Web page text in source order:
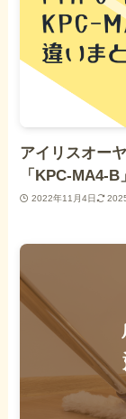
アイリスオー
「KPC-MA4-
2022年11月4日